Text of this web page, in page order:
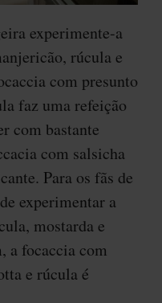
experimente-a
rúcula e
com presunto
faz uma refeição
com bastante
com salsicha
Para os fãs de
experimentar a
mostarda e
a focaccia com
e rúcula é